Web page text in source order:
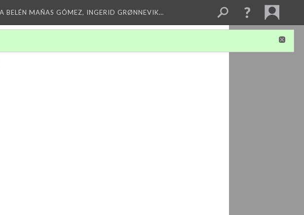
BELÉN MAÑAS GÓMEZ, INGERID GRØNNEVIK…